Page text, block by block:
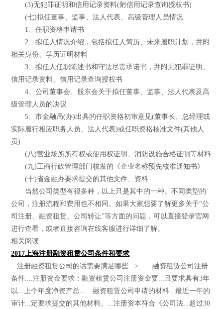
(3)无犯罪证明和信用记录资料(附信用记录查询授权书)
(七)拟任董事、监事、法人代表、高级管理人员情况
1、任职资格申请书
2、拟任人情况介绍，包括拟任人简历、未来履职计划，并附
相关身份、学历证明材料
3、拟任人任职陈述书和守法尽责承诺书，并附无犯罪证明、
信用记录资料、信用记录查询授权书
4、公司董事会、股东会关于拟任董事、监事、法人代表及高
级管理人员的决议
5、市金融局(办)出具的任职资格初审意见(董事长、总经理或
实际履行相应职务人员、法人代表)或任职资格核准文件(其他人
员)
(八)营业场所所有权或使用权证明、消防设施合格证明等材料
(九)工商行政管理部门核发的《企业名称预先核准通知书》
(十)省金融办要求提交的其他文件、资料
当然公司类型有很多种，以上只是其中的一种。不同类型的
公司，注册流程和费用也不相同。如果大家想要了解更多关于“公
司注册、融资租赁、公司转让”等方面的问题，可以直接登录官网
进行查看，或者直接咨询在线客服进行详细了解。
相关阅读:
2017上海注册融资租赁公司条件和要求
...注册融资租赁公司的话需要满足哪些...> 融资租赁公司注册
条件....注册资金要求：融资租赁公司注册资金要...且要求具有3年
以...上个年度净资产总... 融资租赁公司申请的材料...最近一年的
审计...定要求提交的其他材料。...注册资本符合《公司法...超过30